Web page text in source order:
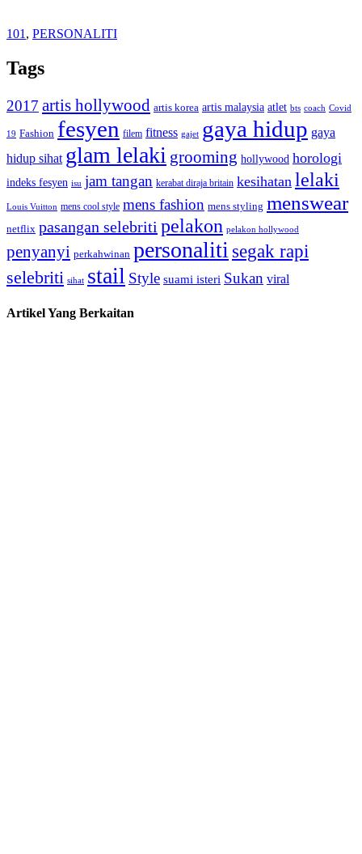
101 , PERSONALITI
Tags
2017 artis hollywood artis korea artis malaysia atlet bts coach Covid
19 Fashion fesyen filem fitness gajet gaya hidup gaya
hidup sihat glam lelaki grooming hollywood horologi
indeks fesyen isu jam tangan kerabat diraja britain kesihatan lelaki
Louis Vuitton mens cool style mens fashion mens styling menswear
netflix pasangan selebriti pelakon pelakon hollywood
penyanyi perkahwinan personaliti segak rapi
selebriti sihat stail Style suami isteri Sukan viral
Artikel Yang Berkaitan